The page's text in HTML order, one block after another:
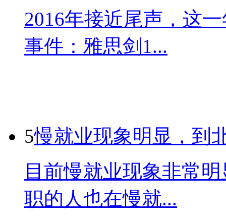
2016年接近尾声，这
事件：雅思剑1...
5慢就业现象明显，到
目前慢就业现象非常
职的人也在慢就...